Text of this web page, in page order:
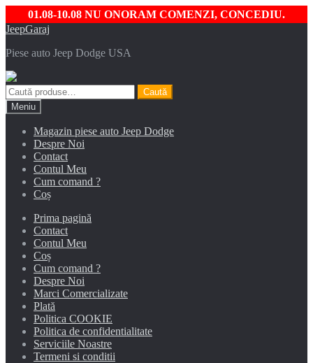
01.08-10.08 NU ONORAM COMENZI, CONCEDIU.
Sari
navigare
Sari
conținut
JeepGaraj
Piese auto Jeep Dodge USA
Caută
după:
Caută
Meniu
Magazin piese auto Jeep Dodge
Despre Noi
Contact
Contul Meu
Cum comand ?
Coș
Prima pagină
Contact
Contul Meu
Coș
Cum comand ?
Despre Noi
Marci Comercializate
Plată
Politica COOKIE
Politica de confidentialitate
Serviciile Noastre
Termeni si conditii